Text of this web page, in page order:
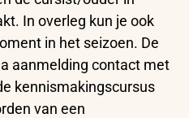
In overleg kun je ook
in het seizoen. De
aanmelding contact met
kennismakingscursus
van een